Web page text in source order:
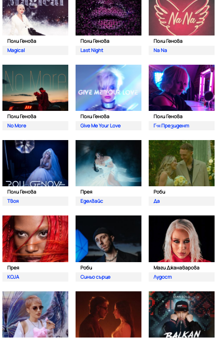
Поли Генова
Magical
Поли Генова
Last Night
Поли Генова
Na Na
Поли Генова
No More
Поли Генова
Give Me Your Love
Поли Генова
Г-н Президент
Поли Генова
Твоя
Прея
Еделвайс
Роби
Да
Прея
KOJA
Роби
Синьо сърце
Маги Джанаварова
Лудост